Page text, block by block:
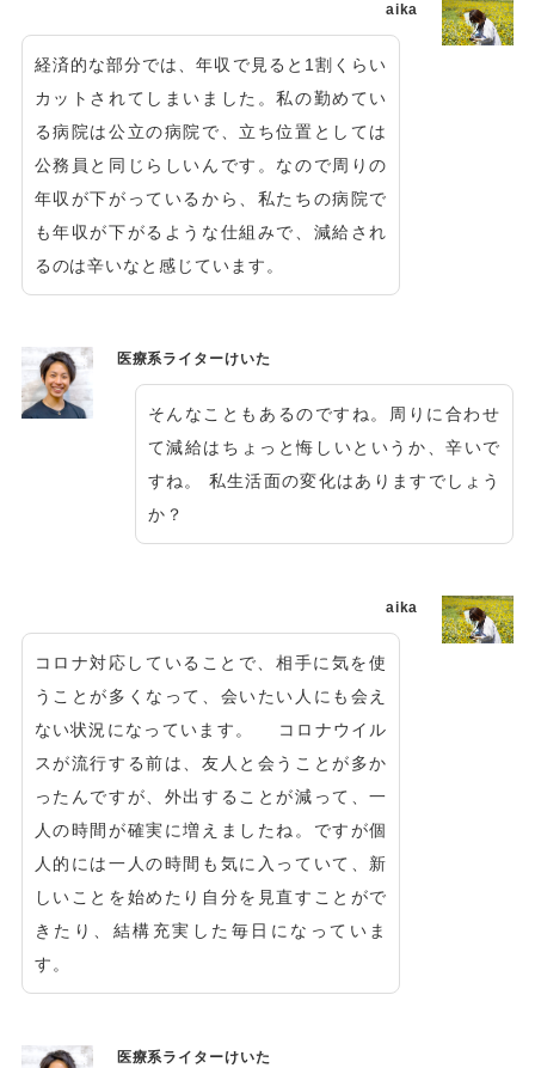
aika
経済的な部分では、年収で見ると1割くらい
カットされてしまいました。私の勤めてい
る病院は公立の病院で、立ち位置としては
公務員と同じらしいんです。なので周りの
年収が下がっているから、私たちの病院で
も年収が下がるような仕組みで、減給され
るのは辛いなと感じています。
医療系ライターけいた
そんなこともあるのですね。周りに合わせ
て減給はちょっと悔しいというか、辛いで
すね。 私生活面の変化はありますでしょう
か？
aika
コロナ対応していることで、相手に気を使
うことが多くなって、会いたい人にも会え
ない状況になっています。 コロナウイル
スが流行する前は、友人と会うことが多か
ったんですが、外出することが減って、一
人の時間が確実に増えましたね。ですが個
人的には一人の時間も気に入っていて、新
しいことを始めたり自分を見直すことがで
きたり、結構充実した毎日になっていま
す。
医療系ライターけいた